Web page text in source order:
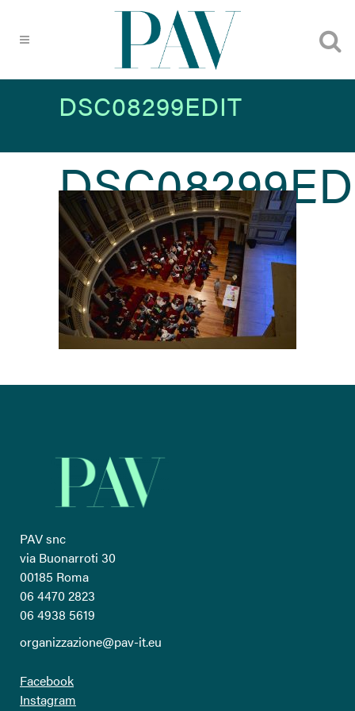
DSC08299EDIT
PAV snc
via Buonarroti 30
00185 Roma
06 4470 2823
06 4938 5619
organizzazione@pav-it.eu
Facebook
Instagram